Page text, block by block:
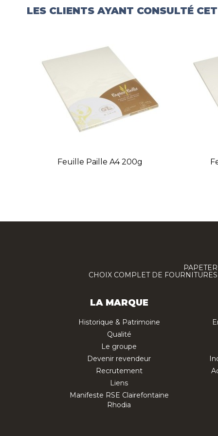
LES CLIENTS AYANT CONSULTÉ
Feuille Paille A4 200g
CHOIX COMPLET DE
LA MARQUE
Historique & Patrimoine
Qualité
Le groupe
Devenir revendeur
Recrutement
Liens
Manifeste RSE Clairefontaine
Rhodia